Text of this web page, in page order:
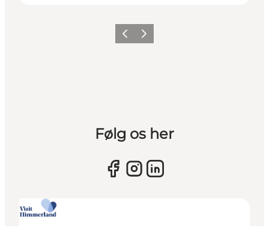
Vorherige Folie
Nächste Folie
Følg os her